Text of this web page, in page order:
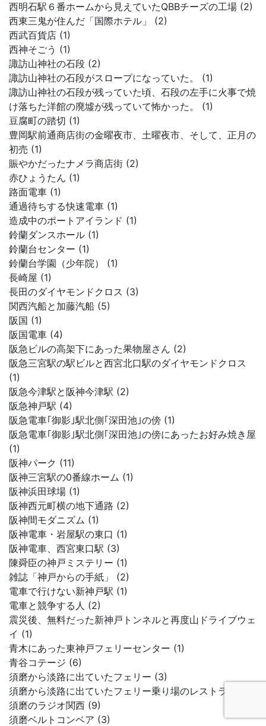
西明石駅６番ホームから見えていたQBBチーズの工場 (2)
西東三鬼が住んだ「国際ホテル」 (2)
西武百貨店 (1)
西神そごう (1)
諏訪山神社の石段 (2)
諏訪山神社の石段がスロープになっていた。 (1)
諏訪山神社の石段が残っていた頃、石段の左手に火事で焼
け落ちた洋館の廃墟が残っていて怖かった。 (1)
豆腐町の踏切 (1)
豊岡駅前通商店街の金曜夜市、土曜夜市、そして、正月の
初売 (1)
賑やかだったナメラ商店街 (2)
赤ひょうたん (1)
路面電車 (1)
通過待ちする快速電車 (1)
造成中のポートアイランド (1)
鈴蘭ダンスホール (1)
鈴蘭台センター (1)
鈴蘭台学園（少年院） (1)
長崎屋 (1)
長田のダイヤモンドクロス (3)
関西汽船と加藤汽船 (5)
阪国 (1)
阪国電車 (4)
阪急ビルの高架下にあった果物屋さん (2)
阪急三宮駅の駅ビルと西宮北口駅のダイヤモンドクロス
(1)
阪急今津駅と阪神今津駅 (2)
阪急神戸駅 (4)
阪急電車｢御影｣駅北側｢深田池｣の傍 (1)
阪急電車｢御影｣駅北側｢深田池｣の傍にあったお好み焼き屋
(1)
阪神パーク (11)
阪神三宮駅の0番線ホーム (1)
阪神浜田球場 (1)
阪神西元町横の地下通路 (2)
阪神間モダニズム (1)
阪神電車・岩屋駅の東口 (1)
阪神電車、西宮東口駅 (3)
陳舜臣の神戸ミステリー (1)
雑誌「神戸からの手紙」 (2)
電車で行けない新神戸駅 (1)
電車と競争する人 (2)
震災後、無料だった新神戸トンネルと再度山ドライブウェ
イ (1)
青木にあった東神戸フェリーセンター (1)
青谷コテージ (6)
須磨から淡路に出ていたフェリー (3)
須磨から淡路に出ていたフェリー乗り場のレストラン (1)
須磨のラジオ関西 (9)
須磨ベルトコンベア (3)